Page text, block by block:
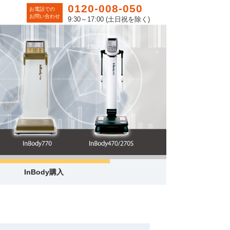
お電話での
お問い合わせ
0120-008-050
9:30～17:00 (土日祝を除く)
InBody購入